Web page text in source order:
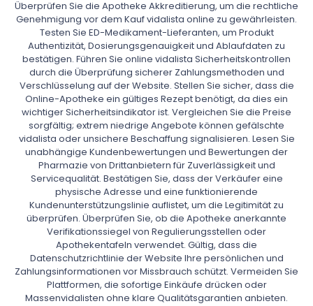
Überprüfen Sie die Apotheke Akkreditierung, um die rechtliche
Genehmigung vor dem Kauf vidalista online zu gewährleisten.
Testen Sie ED-Medikament-Lieferanten, um Produkt
Authentizität, Dosierungsgenauigkeit und Ablaufdaten zu
bestätigen. Führen Sie online vidalista Sicherheitskontrollen
durch die Überprüfung sicherer Zahlungsmethoden und
Verschlüsselung auf der Website. Stellen Sie sicher, dass die
Online-Apotheke ein gültiges Rezept benötigt, da dies ein
wichtiger Sicherheitsindikator ist. Vergleichen Sie die Preise
sorgfältig; extrem niedrige Angebote können gefälschte
vidalista oder unsichere Beschaffung signalisieren. Lesen Sie
unabhängige Kundenbewertungen und Bewertungen der
Pharmazie von Drittanbietern für Zuverlässigkeit und
Servicequalität. Bestätigen Sie, dass der Verkäufer eine
physische Adresse und eine funktionierende
Kundenunterstützungslinie auflistet, um die Legitimität zu
überprüfen. Überprüfen Sie, ob die Apotheke anerkannte
Verifikationssiegel von Regulierungsstellen oder
Apothekentafeln verwendet. Gültig, dass die
Datenschutzrichtlinie der Website Ihre persönlichen und
Zahlungsinformationen vor Missbrauch schützt. Vermeiden Sie
Plattformen, die sofortige Einkäufe drücken oder
Massenvidalisten ohne klare Qualitätsgarantien anbieten.